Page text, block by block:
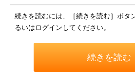
続きを読むには、［続きを読む］ボタ
るいはログインしてください。
続きを読む